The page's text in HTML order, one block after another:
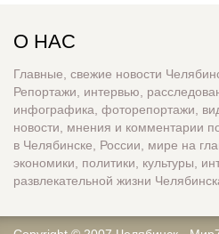
О НАС
Главные, свежие новости
Репортажи, интервью,
инфографика, фоторепортажи,
новости, мнения и комментарии
в Челябинске, России, мире на
экономики, политики, культуры,
развлекательной жизни